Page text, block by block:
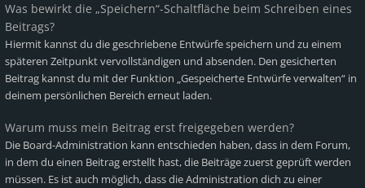
Was bewirkt die „Speichern“-Schaltfläche beim Schreiben eines
Beitrags?
Hiermit kannst du die geschriebene Entwürfe speichern und zu einem
späteren Zeitpunkt vervollständigen und absenden. Den gesicherten
Beitrag kannst du mit der Funktion „Gespeicherte Entwürfe verwalten“ in
deinem persönlichen Bereich erneut laden.
Warum muss mein Beitrag erst freigegeben werden?
Die Board-Administration kann entschieden haben, dass in dem Forum,
in dem du einen Beitrag erstellt hast, die Beiträge zuerst geprüft werden
müssen. Es ist auch möglich, dass die Administration dich zu einer